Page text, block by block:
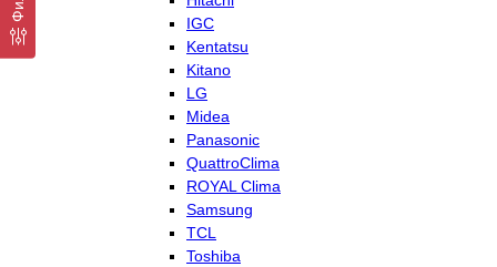
IGC
Kentatsu
Kitano
LG
Midea
Panasonic
QuattroClima
ROYAL Clima
Samsung
TCL
Toshiba